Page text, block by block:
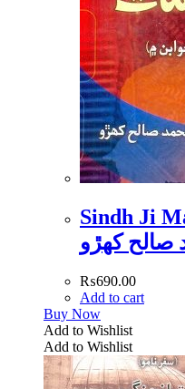
Sindh Ji
کھڙو
₨690.00
Add to cart
Buy Now
Add to Wishlist
Add to Wishlist